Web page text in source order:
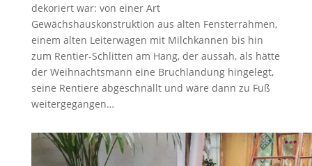
dekoriert war: von einer Art
Gewächshauskonstruktion aus alten Fensterrahmen,
einem alten Leiterwagen mit Milchkannen bis hin
zum Rentier-Schlitten am Hang, der aussah, als hätte
der Weihnachtsmann eine Bruchlandung hingelegt,
seine Rentiere abgeschnallt und wäre dann zu Fuß
weitergegangen…